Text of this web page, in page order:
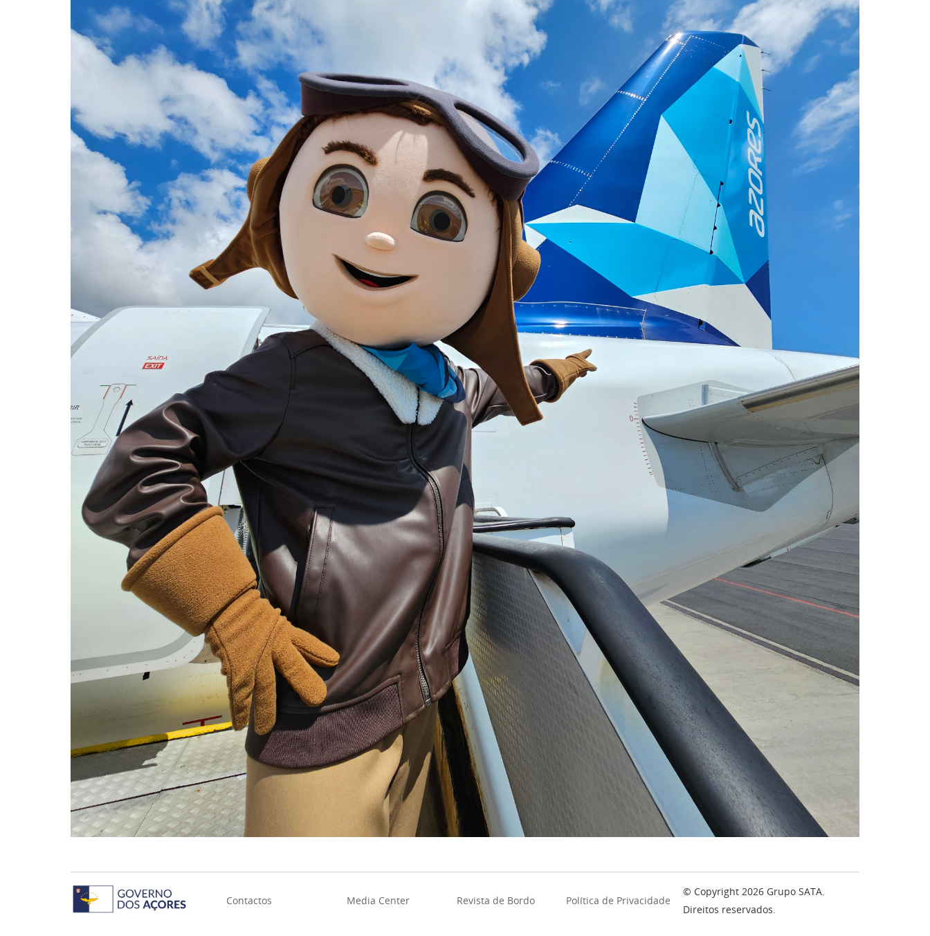
Contactos Media Center Revista de Bordo Política de Privacidade
© Copyright 2026 Grupo SATA.
Direitos reservados.